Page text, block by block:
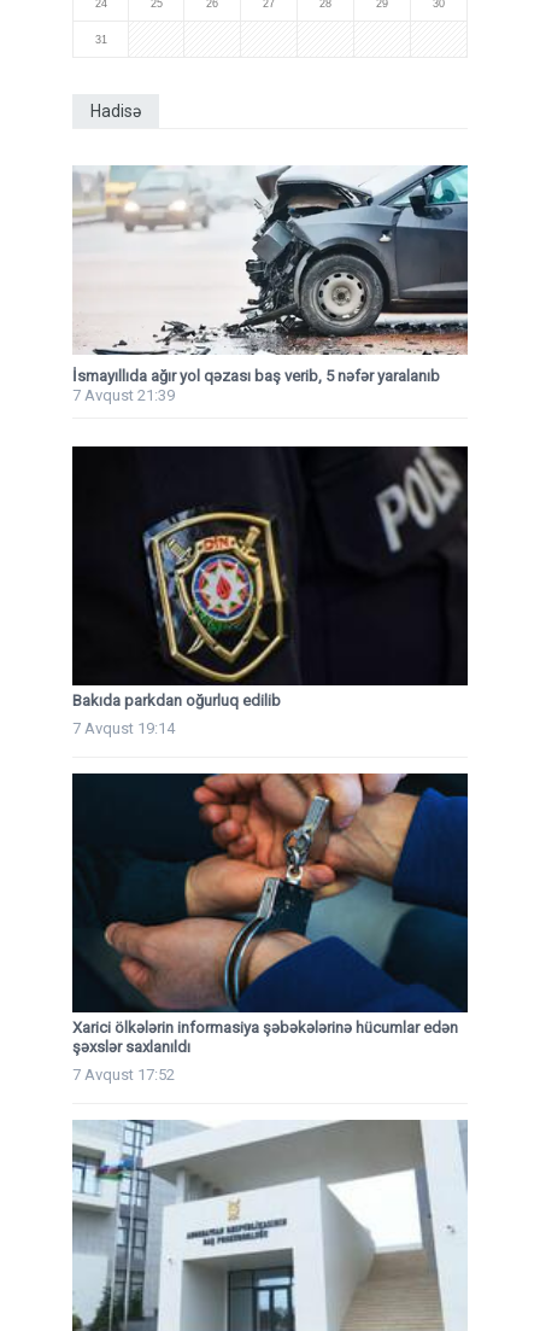
24 25 26 27 28 29 30
31
Hadisə
İsmayıllıda ağır yol qəzası baş verib, 5 nəfər yaralanıb
7 Avqust 21:39
Bakıda parkdan oğurluq edilib
7 Avqust 19:14
Xarici ölkələrin informasiya şəbəkələrinə hücumlar edən
şəxslər saxlanıldı
7 Avqust 17:52